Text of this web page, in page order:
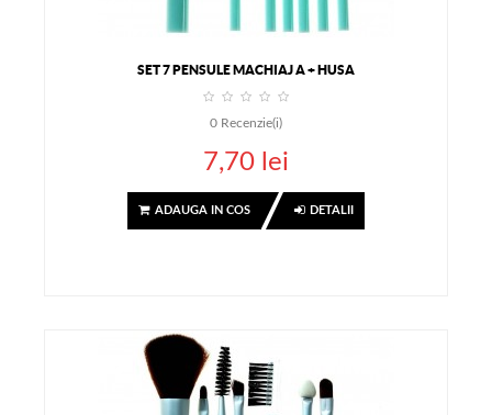
SET 7 PENSULE MACHIAJ A + HUSA
0 Recenzie(i)
7,70 lei
ADAUGA IN COS DETALII